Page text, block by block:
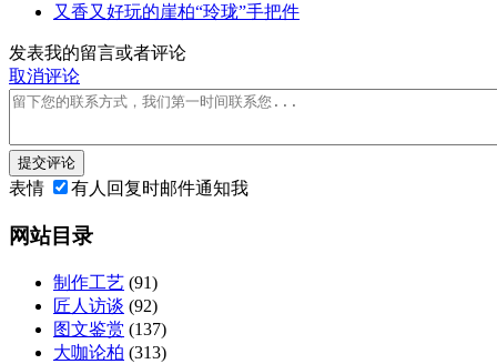
又香又好玩的崖柏“玲珑”手把件
发表我的留言或者评论
取消评论
提交评论
表情 有人回复时邮件通知我
网站目录
制作工艺 (91)
匠人访谈 (92)
图文鉴赏 (137)
大咖论柏 (313)